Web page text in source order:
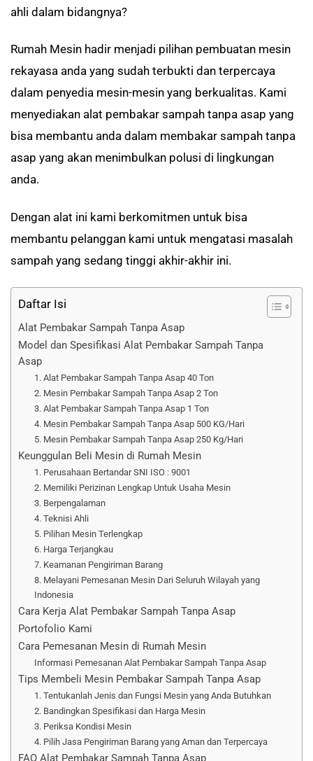
ahli dalam bidangnya?
Rumah Mesin hadir menjadi pilihan pembuatan mesin
rekayasa anda yang sudah terbukti dan terpercaya
dalam penyedia mesin-mesin yang berkualitas. Kami
menyediakan alat pembakar sampah tanpa asap yang
bisa membantu anda dalam membakar sampah tanpa
asap yang akan menimbulkan polusi di lingkungan
anda.
Dengan alat ini kami berkomitmen untuk bisa
membantu pelanggan kami untuk mengatasi masalah
sampah yang sedang tinggi akhir-akhir ini.
Daftar Isi
Alat Pembakar Sampah Tanpa Asap
Model dan Spesifikasi Alat Pembakar Sampah Tanpa
Asap
1. Alat Pembakar Sampah Tanpa Asap 40 Ton
2. Mesin Pembakar Sampah Tanpa Asap 2 Ton
3. Alat Pembakar Sampah Tanpa Asap 1 Ton
4. Mesin Pembakar Sampah Tanpa Asap 500 KG/Hari
5. Mesin Pembakar Sampah Tanpa Asap 250 Kg/Hari
Keunggulan Beli Mesin di Rumah Mesin
1. Perusahaan Bertandar SNI ISO : 9001
2. Memiliki Perizinan Lengkap Untuk Usaha Mesin
3. Berpengalaman
4. Teknisi Ahli
5. Pilihan Mesin Terlengkap
6. Harga Terjangkau
7. Keamanan Pengiriman Barang
8. Melayani Pemesanan Mesin Dari Seluruh Wilayah yang
Indonesia
Cara Kerja Alat Pembakar Sampah Tanpa Asap
Portofolio Kami
Cara Pemesanan Mesin di Rumah Mesin
Informasi Pemesanan Alat Pembakar Sampah Tanpa Asap
Tips Membeli Mesin Pembakar Sampah Tanpa Asap
1. Tentukanlah Jenis dan Fungsi Mesin yang Anda Butuhkan
2. Bandingkan Spesifikasi dan Harga Mesin
3. Periksa Kondisi Mesin
4. Pilih Jasa Pengiriman Barang yang Aman dan Terpercaya
FAQ Alat Pembakar Sampah Tanpa Asap